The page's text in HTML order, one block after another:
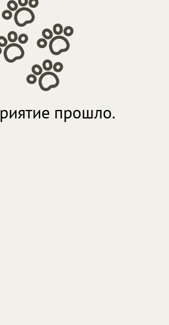
прошло.